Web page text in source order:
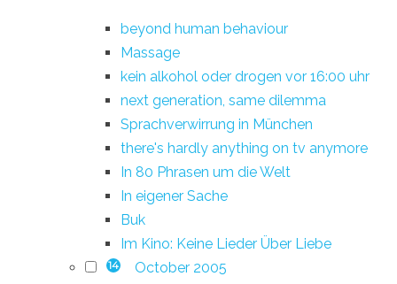
beyond human behaviour
Massage
kein alkohol oder drogen vor 16:00 uhr
next generation, same dilemma
Sprachverwirrung in München
there's hardly anything on tv anymore
In 80 Phrasen um die Welt
In eigener Sache
Buk
Im Kino: Keine Lieder Über Liebe
14 October 2005